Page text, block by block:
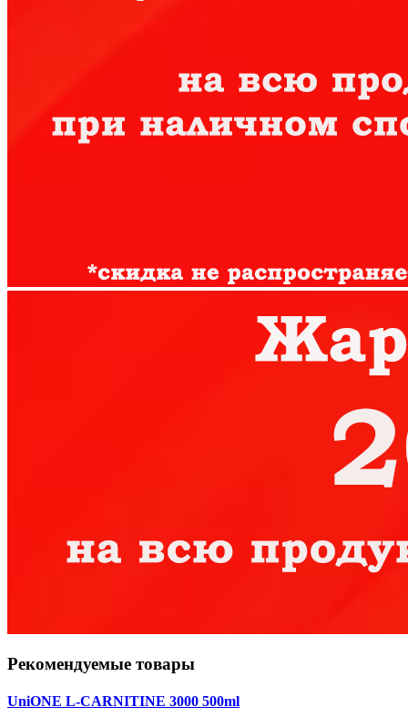
Рекомендуемые товары
UniONE L-CARNITINE 3000 500ml